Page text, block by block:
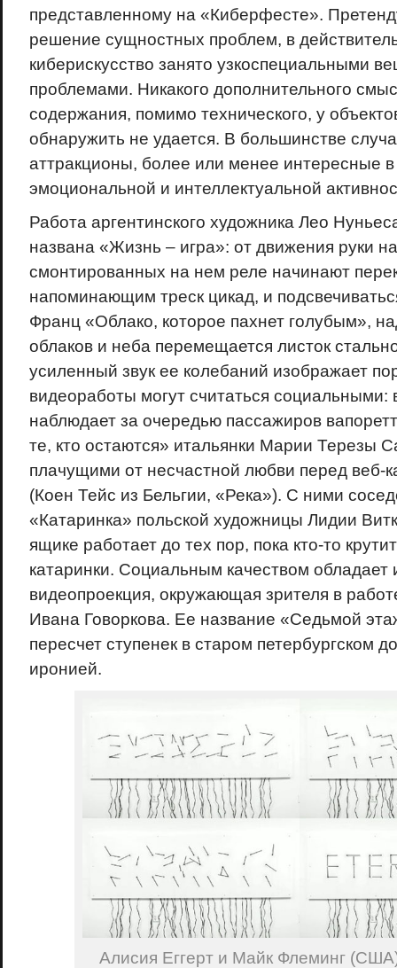
представленному на «Киберфесте».
решение сущностных проблем, в
киберискусство занято узкоспециальными
проблемами. Никакого дополнительного
содержания, помимо технического, у
обнаружить не удается. В большинстве
аттракционы, более или менее интересные в
эмоциональной и интеллектуальной
Работа аргентинского художника Лео
названа «Жизнь – игра»: от движения руки
смонтированных на нем реле начинают
напоминающим треск цикад, и
Франц «Облако, которое пахнет голубым»,
облаков и неба перемещается листок
усиленный звук ее колебаний изображает
видеоработы могут считаться социальными:
наблюдает за очередью пассажиров
те, кто остаются» итальянки Марии Терезы
плачущими от несчастной любви перед веб-
(Коен Тейс из Бельгии, «Река»). С ними
«Катаринка» польской художницы Лидии
ящике работает до тех пор, пока кто-то
катаринки. Социальным качеством обладает
видеопроекция, окружающая зрителя в
Ивана Говоркова. Ее название «Седьмой
пересчет ступенек в старом петербургском
иронией.
Алисия Еггерт и Майк Флеминг